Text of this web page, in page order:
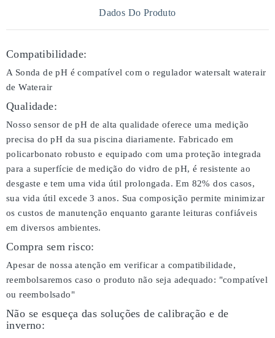
Dados Do Produto
Compatibilidade:
A Sonda de pH é compatível com o regulador watersalt waterair
de Waterair
Qualidade:
Nosso sensor de pH de alta qualidade oferece uma medição
precisa do pH da sua piscina diariamente. Fabricado em
policarbonato robusto e equipado com uma proteção integrada
para a superfície de medição do vidro de pH, é resistente ao
desgaste e tem uma vida útil prolongada. Em 82% dos casos,
sua vida útil excede 3 anos. Sua composição permite minimizar
os custos de manutenção enquanto garante leituras confiáveis
em diversos ambientes.
Compra sem risco:
Apesar de nossa atenção em verificar a compatibilidade,
reembolsaremos caso o produto não seja adequado: "compatível
ou reembolsado"
Não se esqueça das soluções de calibração e de
inverno: